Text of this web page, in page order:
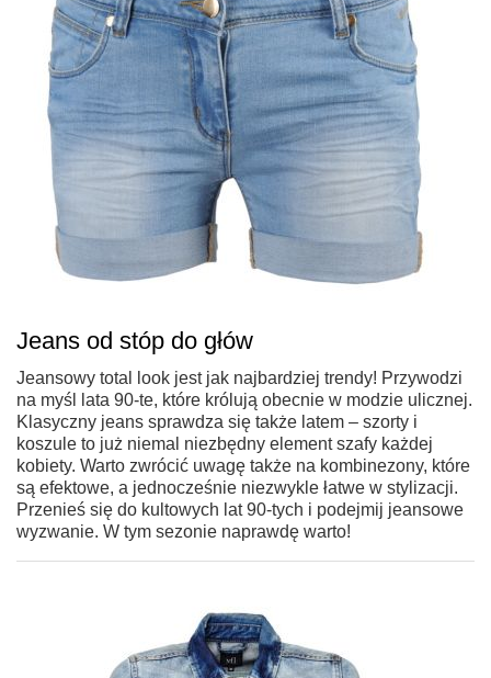
Jeans od stóp do głów
Jeansowy total look jest jak najbardziej trendy! Przywodzi
na myśl lata 90-te, które królują obecnie w modzie ulicznej.
Klasyczny jeans sprawdza się także latem – szorty i
koszule to już niemal niezbędny element szafy każdej
kobiety. Warto zwrócić uwagę także na kombinezony, które
są efektowe, a jednocześnie niezwykle łatwe w stylizacji.
Przenieś się do kultowych lat 90-tych i podejmij jeansowe
wyzwanie. W tym sezonie naprawdę warto!